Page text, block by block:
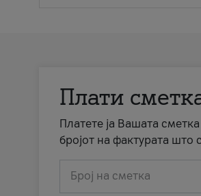
Плати
Платете ја Вашата
бројот на фактурата што
Број на сметка